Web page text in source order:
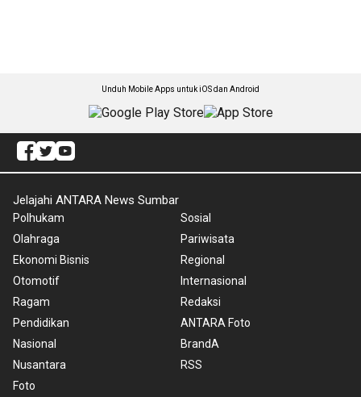
Unduh Mobile Apps untuk iOS dan Android
Jelajahi ANTARA News Sumbar
Polhukam
Olahraga
Ekonomi Bisnis
Otomotif
Ragam
Pendidikan
Nasional
Nusantara
Foto
Sosial
Pariwisata
Regional
Internasional
Redaksi
ANTARA Foto
BrandA
RSS